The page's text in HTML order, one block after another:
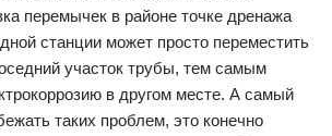
перемычек в районе точке дренажа
станции может просто переместить
участок трубы, тем самым
в другом месте. А самый
таких проблем, это конечно